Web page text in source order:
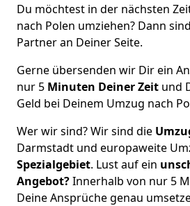
Du möchtest in der nächsten
nach Polen umziehen? Dann
Partner an Deiner Seite.
Gerne übersenden wir Dir ein
nur 5 Minuten Deiner Zeit und
Geld bei Deinem Umzug nach
Wer wir sind? Wir sind die
Darmstadt und europaweite
Spezialgebiet. Lust auf ein
Angebot?Innerhalb von nur 5
Deine Ansprüche genau